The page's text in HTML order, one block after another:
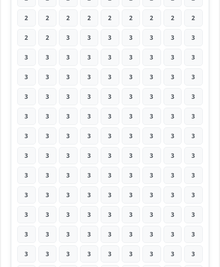
2 2 2 2 2 2 2 2 2
2 2 3 3 3 3 3 3 3
3 3 3 3 3 3 3 3 3
3 3 3 3 3 3 3 3 3
3 3 3 3 3 3 3 3 3
3 3 3 3 3 3 3 3 3
3 3 3 3 3 3 3 3 3
3 3 3 3 3 3 3 3 3
3 3 3 3 3 3 3 3 3
3 3 3 3 3 3 3 3 3
3 3 3 3 3 3 3 3 3
3 3 3 3 3 3 3 3 3
3 3 3 3 3 3 3 3 3